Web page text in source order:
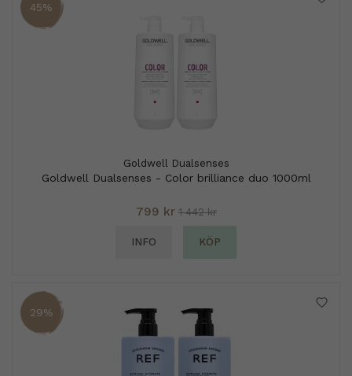
45%
Goldwell Dualsenses
Goldwell Dualsenses - Color brilliance duo 1000ml
799 kr 1 442 kr
INFO KÖP
29%